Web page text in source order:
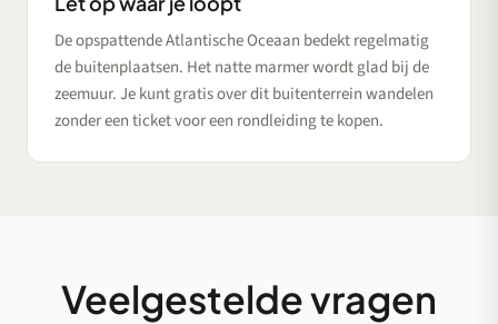
De opspattende Atlantische Oceaan bedekt regelmatig
de buitenplaatsen. Het natte marmer wordt glad bij de
zeemuur. Je kunt gratis over dit buitenterrein wandelen
zonder een ticket voor een rondleiding te kopen.
Veelgestelde vragen